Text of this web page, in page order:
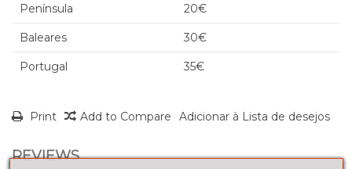
Península 20€
Baleares 30€
Portugal 35€
Print Add to Compare Adicionar à Lista de desejos
REVIEWS